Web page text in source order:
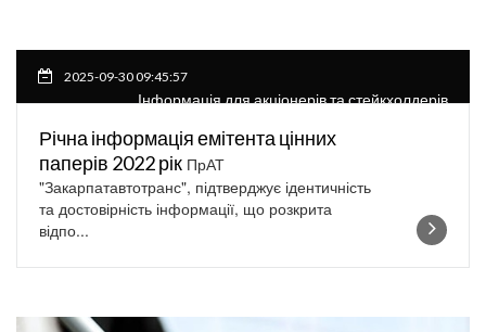
2025-09-30 09:45:57
Інформація для акціонерів та стейкхолдерів
Річна інформація емітента цінних
паперів 2022 рік ПрАТ
"Закарпатавтотранс", підтверджує ідентичність
та достовірність інформації, що розкрита
відпо...